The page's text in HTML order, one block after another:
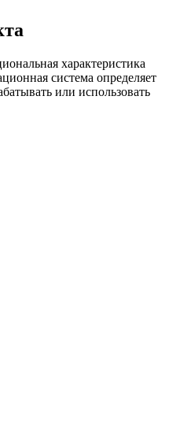
характеристика
система определяет
или использовать